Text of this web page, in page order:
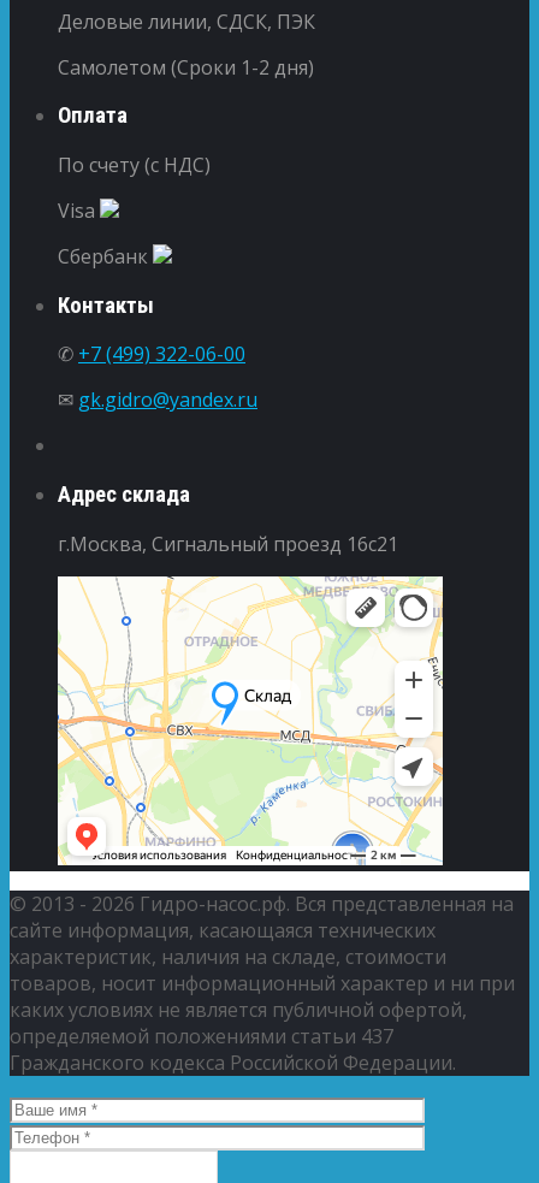
Деловые линии, СДСК, ПЭК
Самолетом (Сроки 1-2 дня)
Оплата
По счету (с НДС)
Visa
Сбербанк
Контакты
✆ +7 (499) 322-06-00
✉ gk.gidro@yandex.ru
Адрес склада
г.Москва, Сигнальный проезд 16с21
© 2013 - 2026 Гидро-насос.рф. Вся представленная на
сайте информация, касающаяся технических
характеристик, наличия на складе, стоимости
товаров, носит информационный характер и ни при
каких условиях не является публичной офертой,
определяемой положениями статьи 437
Гражданского кодекса Российской Федерации.